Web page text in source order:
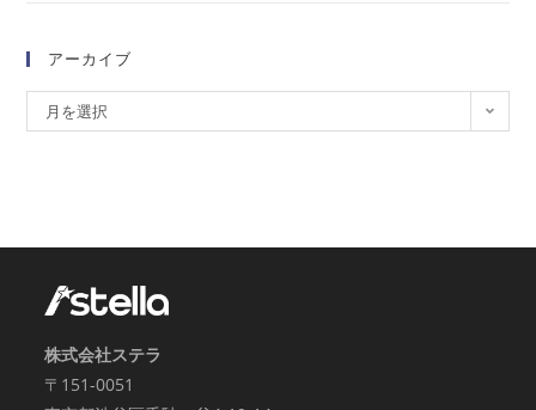
アーカイブ
月を選択
株式会社ステラ
〒151-0051